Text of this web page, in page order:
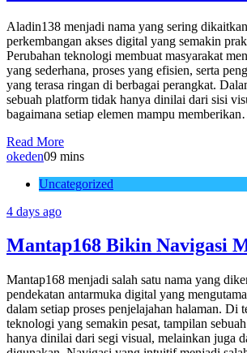
Aladin138 menjadi nama yang sering
perkembangan akses digital yang semakin
Perubahan teknologi membuat masyarakat
yang sederhana, proses yang efisien, serta
yang terasa ringan di berbagai perangkat.
sebuah platform tidak hanya dinilai dari sisi
bagaimana setiap elemen mampu
Read More
okeden09 mins
Uncategorized
4 days ago
Mantap168 Bikin Navigasi
Mantap168 menjadi salah satu nama yang
pendekatan antarmuka digital yang
dalam setiap proses penjelajahan halaman. Di
teknologi yang semakin pesat, tampilan
hanya dinilai dari segi visual, melainkan juga